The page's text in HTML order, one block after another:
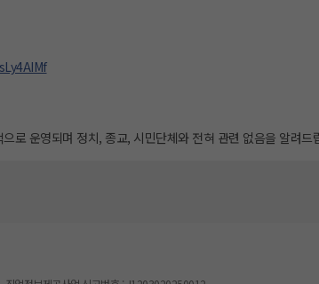
로 운영되며 정치, 종교, 시민단체와 전혀 관련 없음을 알려드